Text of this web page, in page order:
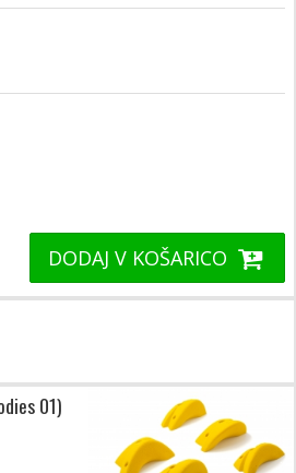
DODAJ V KOŠARICO
01)